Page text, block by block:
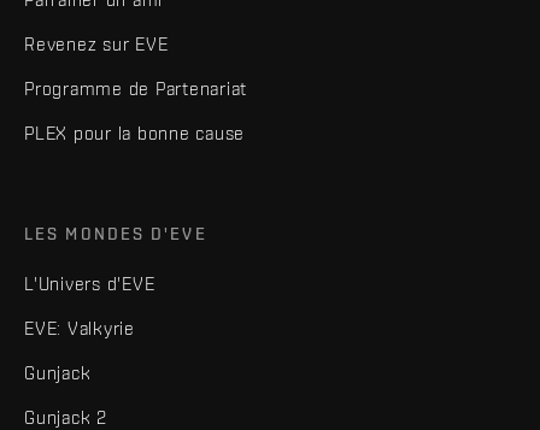
Revenez sur EVE
Programme de Partenariat
PLEX pour la bonne cause
LES MONDES D'EVE
L'Univers d'EVE
EVE: Valkyrie
Gunjack
Gunjack 2